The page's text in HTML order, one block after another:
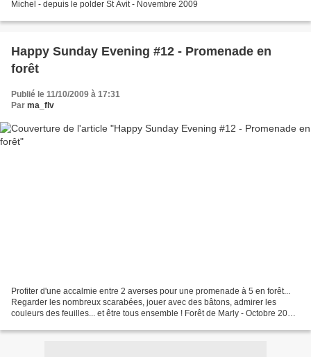
Michel - depuis le polder St Avit - Novembre 2009
Happy Sunday Evening #12 - Promenade en
forêt
Publié le 11/10/2009 à 17:31
Par ma_flv
Profiter d'une accalmie entre 2 averses pour une promenade à 5 en forêt...
Regarder les nombreux scarabées, jouer avec des bâtons, admirer les
couleurs des feuilles... et être tous ensemble ! Forêt de Marly - Octobre 2009